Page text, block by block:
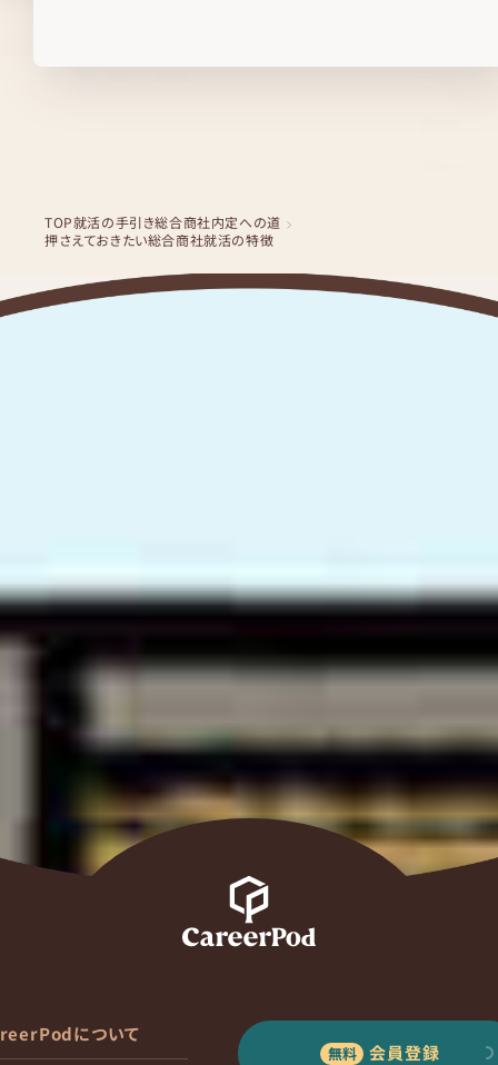
TOP就活の手引き総合商社内定への道
押さえておきたい総合商社就活の特徴
について
会員登録